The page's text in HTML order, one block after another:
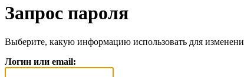
Запрос пароля
Выберите, какую информацию использовать для
Логин или email: